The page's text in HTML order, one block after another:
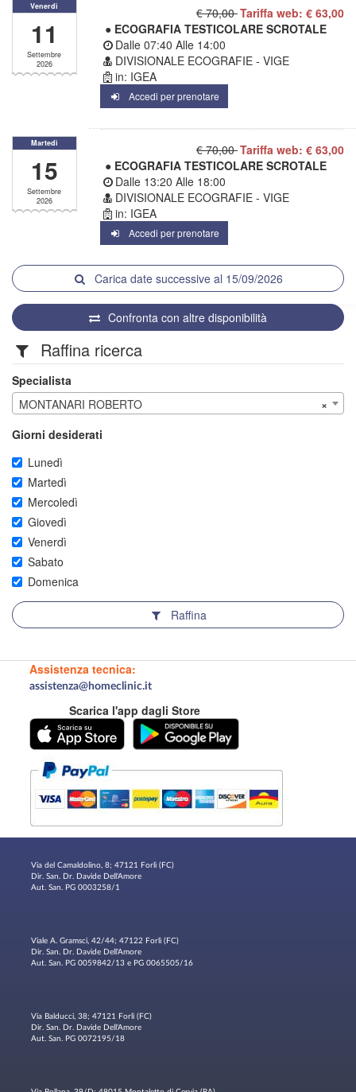
Venerdì
11
Settembre
2026
€ 70,00Tariffa web: € 63,00
● ECOGRAFIA TESTICOLARE SCROTALE
Dalle 07:40 Alle 14:00
DIVISIONALE ECOGRAFIE - VIGE
in: IGEA
Accedi per prenotare
Martedì
15
Settembre
2026
€ 70,00Tariffa web: € 63,00
● ECOGRAFIA TESTICOLARE SCROTALE
Dalle 13:20 Alle 18:00
DIVISIONALE ECOGRAFIE - VIGE
in: IGEA
Accedi per prenotare
Carica date successive al 15/09/2026
Confronta con altre disponibilità
Raffina ricerca
Specialista
×
MONTANARI ROBERTO
Giorni desiderati
Lunedì
Martedì
Mercoledì
Giovedì
Venerdì
Sabato
Domenica
Raffina
Assistenza tecnica:
assistenza@homeclinic.it
Scarica l'app dagli Store
Via del Camaldolino, 8; 47121 Forlì (FC)
Dir. San. Dr. Davide Dell'Amore
Aut. San. PG 0003258/1
Viale A. Gramsci, 42/44; 47122 Forlì (FC)
Dir. San. Dr. Davide Dell'Amore
Aut. San. PG 0059842/13 e PG 0065505/16
Via Balducci, 38; 47121 Forlì (FC)
Dir. San. Dr. Davide Dell'Amore
Aut. San. PG 0072195/18